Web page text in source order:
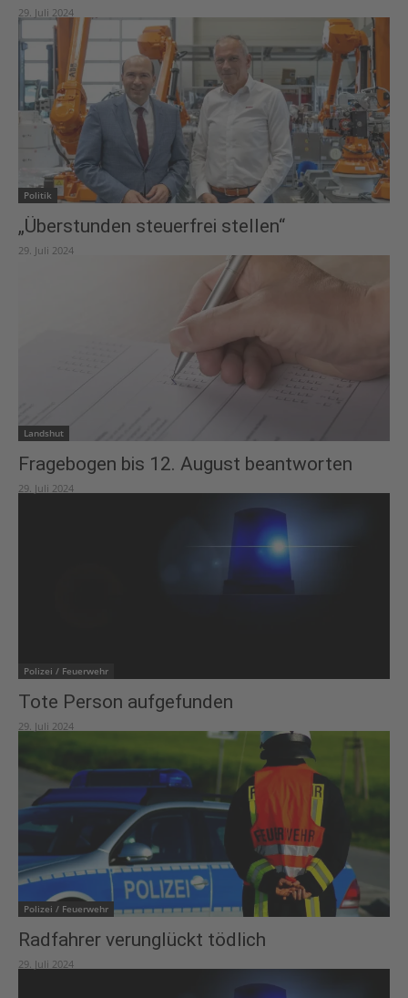
29. Juli 2024
Politik
„Überstunden steuerfrei stellen“
29. Juli 2024
Landshut
Fragebogen bis 12. August beantworten
29. Juli 2024
Polizei / Feuerwehr
Tote Person aufgefunden
29. Juli 2024
Polizei / Feuerwehr
Radfahrer verunglückt tödlich
29. Juli 2024